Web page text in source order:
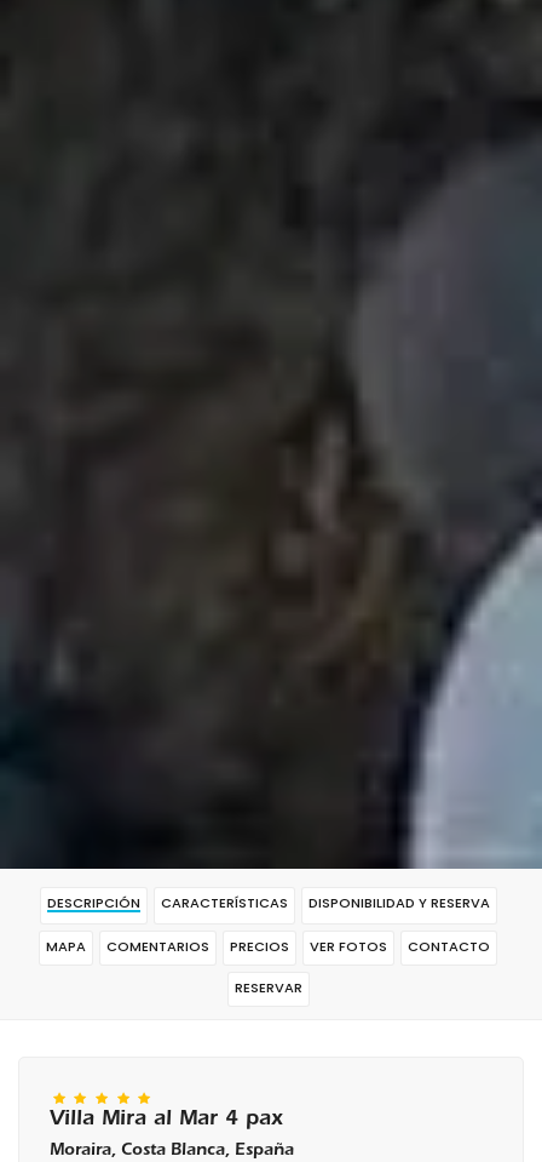
DESCRIPCIÓN CARACTERÍSTICAS DISPONIBILIDAD Y RESERVA
MAPA COMENTARIOS PRECIOS VER FOTOS CONTACTO
RESERVAR
Villa Mira al Mar 4 pax
Moraira, Costa Blanca, España